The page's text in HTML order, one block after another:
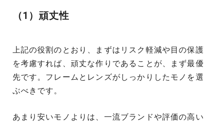
（1）頑丈性
上記の役割のとおり、まずはリスク軽減や目の保護
を考慮すれば、頑丈な作りであることが、まず最優
先です。フレームとレンズがしっかりしたモノを選
ぶべきです。
あまり安いモノよりは、一流ブランドや評価の高い